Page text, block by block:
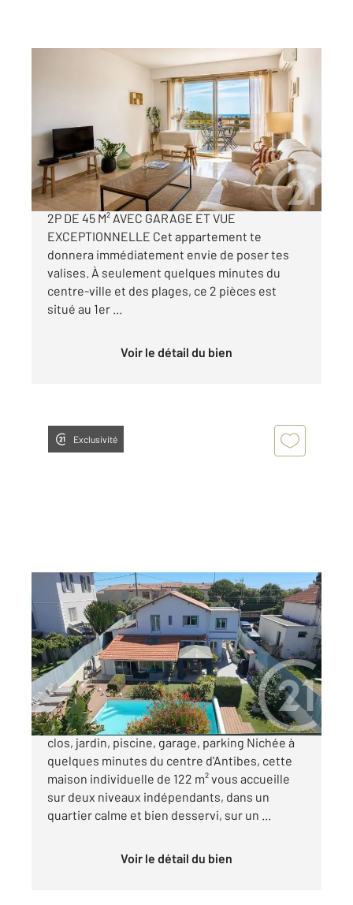
Appartement F2 à vendre
269 000 €
ANTIBES - Centre-Ville à pieds - EXCLUSIVITE
2P DE 45 M² AVEC GARAGE ET VUE
EXCEPTIONNELLE Cet appartement te
donnera immédiatement envie de poser tes
valises. À seulement quelques minutes du
centre-ville et des plages, ce 2 pièces est
situé au 1er ...
Voir le détail du bien
Exclusivité
ANTIBES 06
122,30 m2, 5 pièces
Ref : 38118
Maison à vendre
750 000 €
Antibes Maison individuelle 122 m² Terrain
clos, jardin, piscine, garage, parking Nichée à
quelques minutes du centre d'Antibes, cette
maison individuelle de 122 m² vous accueille
sur deux niveaux indépendants, dans un
quartier calme et bien desservi, sur un ...
Voir le détail du bien